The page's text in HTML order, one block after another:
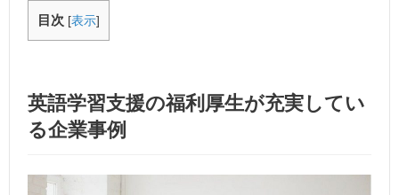
目次 [表示]
英語学習支援の福利厚生が充実してい
る企業事例